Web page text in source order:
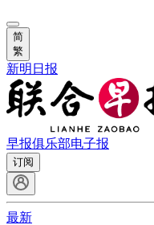
简
繁
新明日报
早报俱乐部电子报
订阅
最新